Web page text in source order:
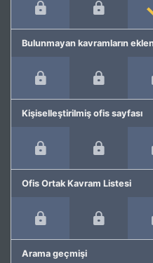
Bulunmayan kavramların
Kişiselleştirilmiş ofis sayfası
Ofis Ortak Kavram Listesi
Arama geçmişi